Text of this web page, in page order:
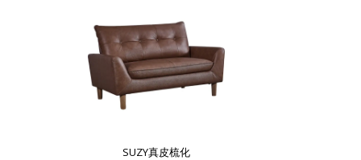
SUZY真皮梳化